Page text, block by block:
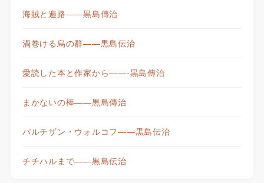
海賊と遍路——黒島傳治
渦巻ける烏の群——黒島伝治
愛読した本と作家から——-黒島傳治
まかないの棒——黒島傳治
パルチザン・ウォルコフ——黒島伝治
チチハルまで——黒島伝治